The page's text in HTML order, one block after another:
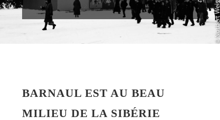
BARNAUL EST AU BEAU
MILIEU DE LA SIBÉRIE